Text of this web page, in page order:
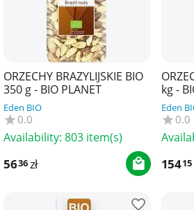
ORZECHY BRAZYLIJSKIE BIO
350 g - BIO PLANET
Eden BIO
0.0
Availability: 803 item(s)
5636zł
kg -
Eden
0.0
15415